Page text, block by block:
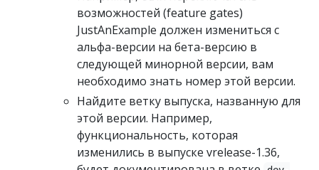
возможностей (feature gates)
JustAnExample должен измениться с
альфа-версии на бета-версию в
следующей минорной версии, вам
необходимо знать номер этой версии.
Найдите ветку выпуска, названную для
этой версии. Например,
функциональность, которая
изменились в выпуске vrelease-1.36,